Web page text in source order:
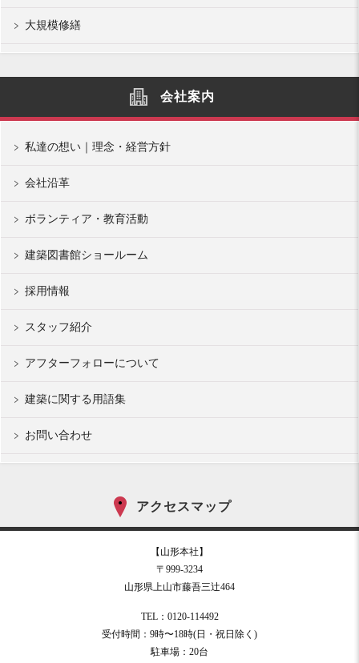
大規模修繕
会社案内
私達の想い｜理念・経営方針
会社沿革
ボランティア・教育活動
建築図書館ショールーム
採用情報
スタッフ紹介
アフターフォローについて
建築に関する用語集
お問い合わせ
アクセスマップ
【山形本社】
〒999-3234
山形県上山市藤吾三辻464
TEL：0120-114492
受付時間：9時〜18時(日・祝日除く)
駐車場：20台